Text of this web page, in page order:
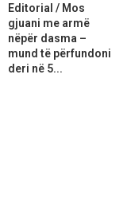
Editorial / Mos
gjuani me armë
nëpër dasma –
mund të përfundoni
deri në 5...